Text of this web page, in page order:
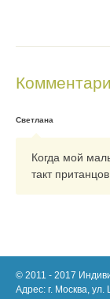
Светлана
Когда мой
такт
© 2011 - 2017
Адрес: г. Москва,